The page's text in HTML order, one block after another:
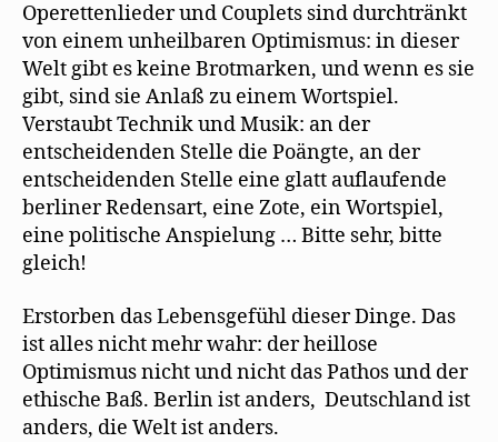
Operettenlieder und Couplets sind durchtränkt
von einem unheilbaren Optimismus: in dieser
Welt gibt es keine Brotmarken, und wenn es sie
gibt, sind sie Anlaß zu einem Wortspiel.
Verstaubt Technik und Musik: an der
entscheidenden Stelle die Poängte, an der
entscheidenden Stelle eine glatt auflaufende
berliner Redensart, eine Zote, ein Wortspiel,
eine politische Anspielung … Bitte sehr, bitte
gleich!
Erstorben das Lebensgefühl dieser Dinge. Das
ist alles nicht mehr wahr: der heillose
Optimismus nicht und nicht das Pathos und der
ethische Baß. Berlin ist anders, Deutschland ist
anders, die Welt ist anders.